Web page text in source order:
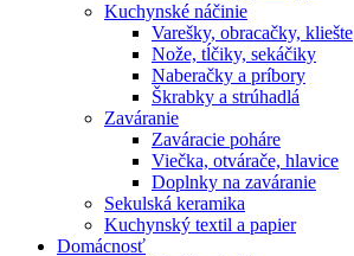
Kuchynské náčinie
Varešky, obracačky, kliešte
Nože, tĺčiky, sekáčiky
Naberačky a príbory
Škrabky a strúhadlá
Zaváranie
Zaváracie poháre
Viečka, otvárače, hlavice
Doplnky na zaváranie
Sekulská keramika
Kuchynský textil a papier
Domácnosť